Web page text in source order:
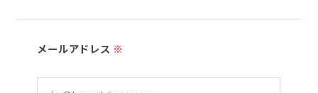
メールアドレス ※